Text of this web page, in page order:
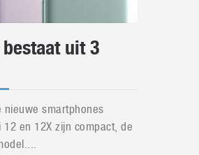
uit 3
nieuwe smartphones
en 12X zijn compact, de